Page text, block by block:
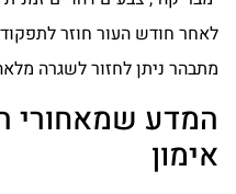
לאחר חודש העור חוזר לתפקוד
מתבהר ניתן לחזור לשגרה מלאה
המדע שמאחורי
אימון